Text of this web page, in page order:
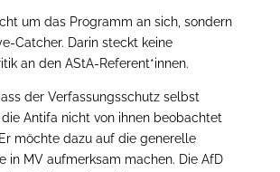
um das Programm an sich, sondern
Catcher. Darin steckt keine
an den AStA-Referent*innen.
der Verfassungsschutz selbst
Antifa nicht von ihnen beobachtet
möchte dazu auf die generelle
in MV aufmerksam machen. Die AfD